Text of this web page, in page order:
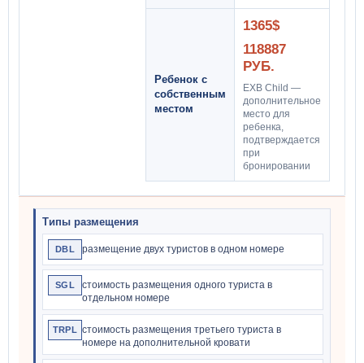
Ребенок с
собственным
местом
1365$
118887
РУБ.
EXB Child —
дополнительное
место для
ребенка,
подтверждается
при
бронировании
Типы размещения
DBL размещение двух туристов в одном номере
SGL
стоимость размещения одного туриста в
отдельном номере
TRPL стоимость размещения третьего туриста в
номере на дополнительной кровати